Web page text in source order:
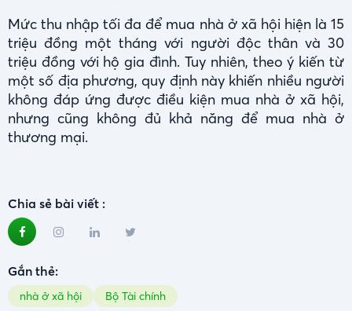
Mức thu nhập tối đa để mua nhà ở xã hội hiện là 15
triệu đồng một tháng với người độc thân và 30
triệu đồng với hộ gia đình. Tuy nhiên, theo ý kiến từ
một số địa phương, quy định này khiến nhiều người
không đáp ứng được điều kiện mua nhà ở xã hội,
nhưng cũng không đủ khả năng để mua nhà ở
thương mại.
Chia sẻ bài viết :
Gắn thẻ:
nhà ở xã hội Bộ Tài chính